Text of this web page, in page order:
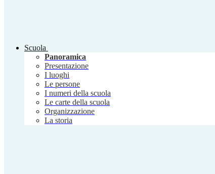
Scuola
Panoramica
Presentazione
I luoghi
Le persone
I numeri della scuola
Le carte della scuola
Organizzazione
La storia